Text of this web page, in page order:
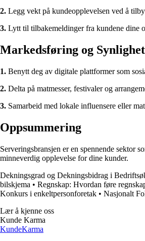
2. Legg vekt på kundeopplevelsen ved å
3. Lytt til tilbakemeldinger fra kundene dine
Markedsføring og Synlighet
1. Benytt deg av digitale plattformer som
2. Delta på matmesser, festivaler og
3. Samarbeid med lokale influensere eller
Oppsummering
Serveringsbransjen er en spennende sektor
minneverdig opplevelse for dine kunder.
Dekningsgrad og Dekningsbidrag i
bilskjema • Regnskap: Hvordan føre
Konkurs i enkeltpersonforetak • Nasjonalt
Lær å kjenne oss
Kunde Karma
KundeKarma